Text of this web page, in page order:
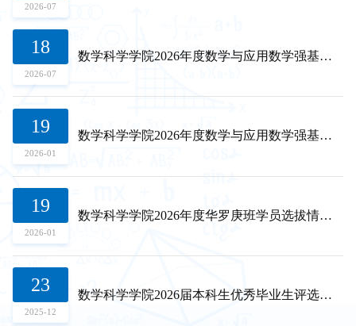
2026-07
18
2026-07
数学科学学院2026年度数学与应用数学强基班学员滚动情况公示
19
2026-01
数学科学学院2026年度数学与应用数学强基班学员选拔情况公示
19
2026-01
数学科学学院2026年度华罗庚班学员选拔情况公示
23
2025-12
数学科学学院2026届本科生优秀毕业生评选结果公示
2026-01
24
2025-12
关于公示2025-2026学年研究生综合奖励评审细则及材料清单的通知
23
2025-12
关于开展2026届优秀毕业生（研究生）评选工作的通知
07
2025-11
数学学院-2024-2025学年博士生学业奖学金候选人推荐名单汇总表 - 公示
29
2025-10
数学科学学院2025年研究生社会捐赠奖学金（专项奖学金）评选结果公示